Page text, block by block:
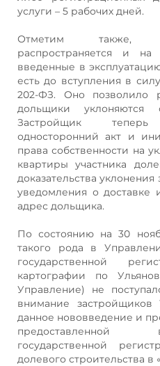
услуги – 5 рабочих дней.
Отметим также,
распространяется и на
введенные в
есть до вступления в
202-ФЗ. Оно позволило
дольщики уклоняются
Застройщик
односторонний акт и
права собственности на
квартиры участника
доказательства
уведомления о доставке
адрес дольщика.
По состоянию на 30
такого рода в
государственной
картографии по
Управление) не
внимание застройщиков
данное нововведение и
государственной
долевого строительства